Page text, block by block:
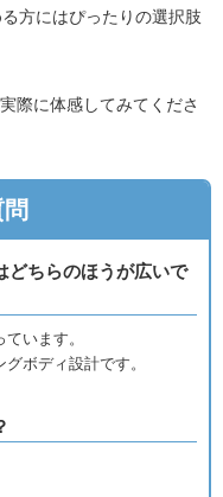
方にはぴったりの選択肢
際に体感してみてくださ
どちらのほうが広いで
います。
ボディ設計です。